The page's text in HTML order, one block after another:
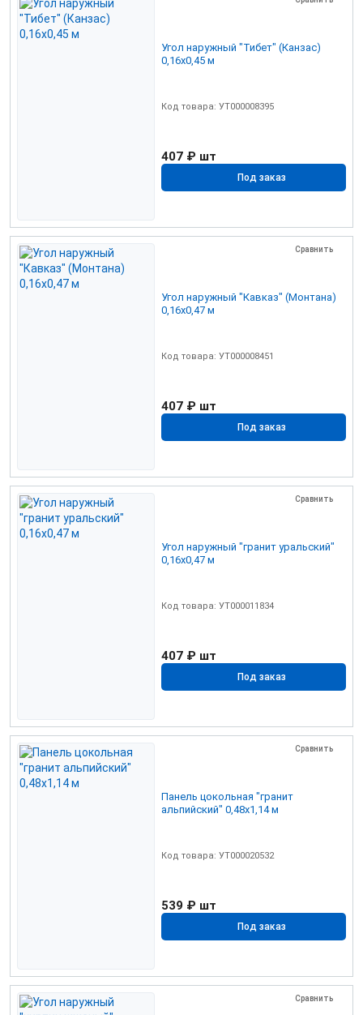
Угол наружный "Тибет" (Канзас)
0,16х0,45 м
Код товара: УТ000008395
407 ₽ шт
Под заказ
Сравнить
Угол наружный "Кавказ" (Монтана)
0,16х0,47 м
Код товара: УТ000008451
407 ₽ шт
Под заказ
Сравнить
Угол наружный "гранит уральский"
0,16х0,47 м
Код товара: УТ000011834
407 ₽ шт
Под заказ
Сравнить
Панель цокольная "гранит
альпийский" 0,48х1,14 м
Код товара: УТ000020532
539 ₽ шт
Под заказ
Сравнить